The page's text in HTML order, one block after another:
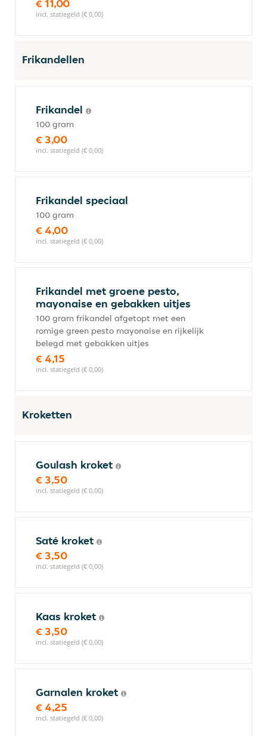
€ 11,00
incl. statiegeld (€ 0,00)
Frikandellen
Frikandel
100 gram
€ 3,00
incl. statiegeld (€ 0,00)
Frikandel speciaal
100 gram
€ 4,00
incl. statiegeld (€ 0,00)
Frikandel met groene pesto,
mayonaise en gebakken uitjes
100 gram frikandel afgetopt met een
romige green pesto mayonaise en rijkelijk
belegd met gebakken uitjes
€ 4,15
incl. statiegeld (€ 0,00)
Kroketten
Goulash kroket
€ 3,50
incl. statiegeld (€ 0,00)
Saté kroket
€ 3,50
incl. statiegeld (€ 0,00)
Kaas kroket
€ 3,50
incl. statiegeld (€ 0,00)
Garnalen kroket
€ 4,25
incl. statiegeld (€ 0,00)